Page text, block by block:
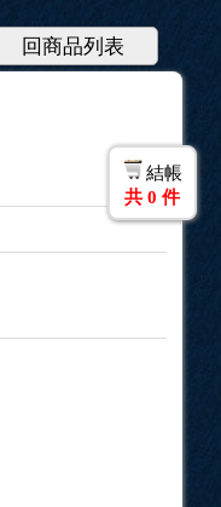
回商品列表
結帳
共 0 件